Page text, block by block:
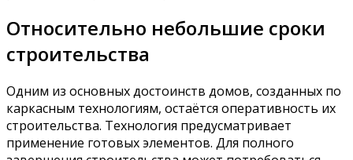
Относительно небольшие сроки
строительства
Одним из основных достоинств домов, созданных по
каркасным технологиям, остаётся оперативность их
строительства. Технология предусматривает
применение готовых элементов. Для полного